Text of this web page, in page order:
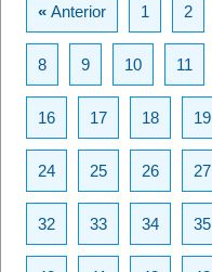
«Anterior 1 2
8 9 10 11
16 17 18 19
24 25 26 27
32 33 34 35